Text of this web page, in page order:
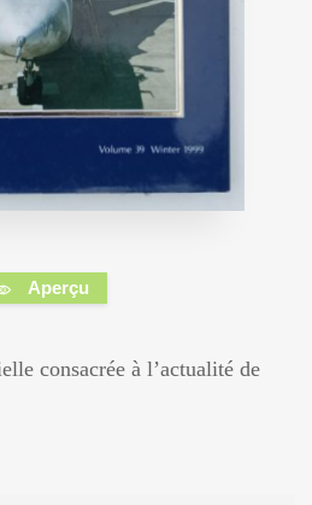
Aperçu
consacrée à l’actualité de